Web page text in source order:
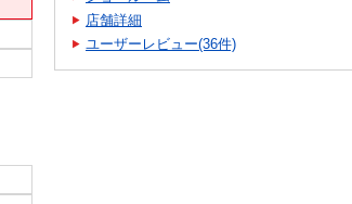
店舗詳細
ユーザーレビュー(36件)